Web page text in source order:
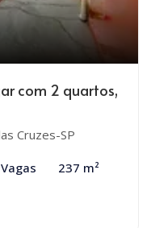
com 2 quartos,
Cruzes-SP
237 m²